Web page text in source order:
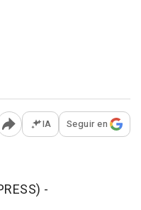
Abrir opciones para
IA Seguir en
-